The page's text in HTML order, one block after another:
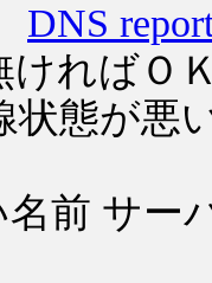
DNS
ければＯ
状態が悪
名前 サ